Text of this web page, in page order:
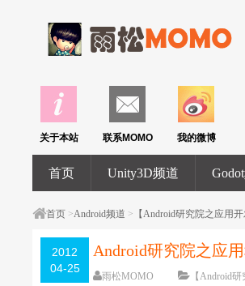
关于本站 联系MOMO 我的微博
首页 Unity3D频道
首页 >Android频道 > 【Android研究院之应用开
2012
04-25
Android研究院之应
雨松MOMO 【Android